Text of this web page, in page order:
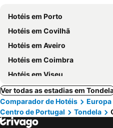
Hotéis em Porto
Hotéis em Covilhã
Hotéis em Aveiro
Hotéis em Coimbra
Hotéis em Viseu
Ver todas as estadias em
Comparador de Hotéis
Europa
Centro de Portugal
Tondela